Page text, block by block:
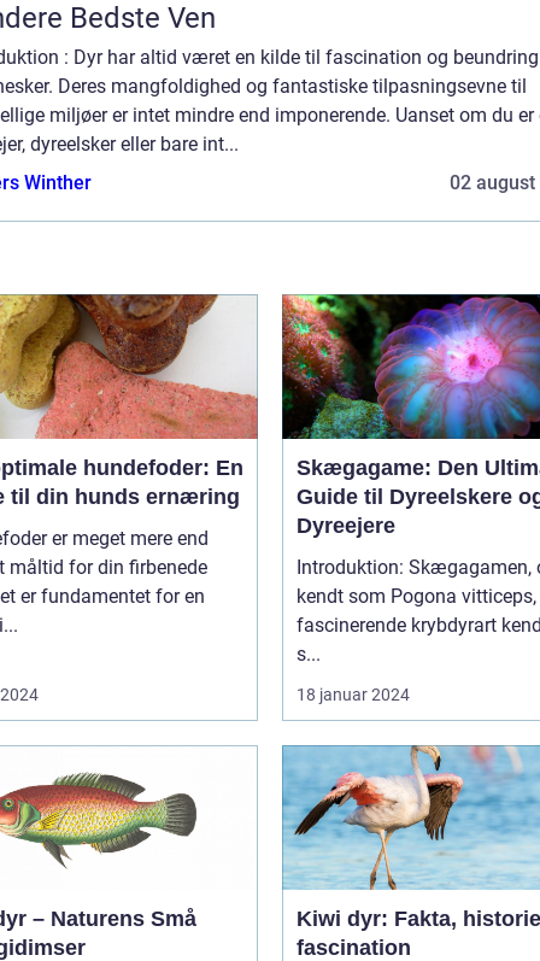
Bedste Ven
: Dyr har altid været en kilde til fascination og
Deres mangfoldighed og fantastiske tilpasningsevne til
miljøer er intet mindre end imponerende. Uanset om du er
dyreelsker eller bare int...
Winther
02 august
hundefoder: En
til din hunds ernæring
er meget mere end
måltid for din firbenede
er fundamentet for en
Skægagame: Den
Guide til Dyreelskere
Dyreejere
Introduktion: Skægagamen,
kendt som Pogona vitticeps,
fascinerende krybdyrart
s...
18 januar 2024
– Naturens Små
Kiwi dyr: Fakta,
fascination